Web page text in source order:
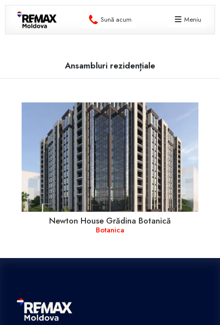
Sună acum Meniu
Ansambluri rezidențiale
Newton House Grădina Botanică
Botanica